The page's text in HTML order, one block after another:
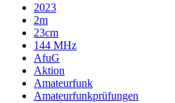
2023
2m
23cm
144 MHz
AfuG
Aktion
Amateurfunk
Amateurfunkprüfungen